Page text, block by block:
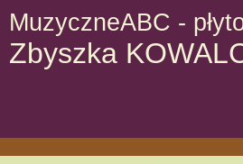
MuzyczneABC -
Zbyszka